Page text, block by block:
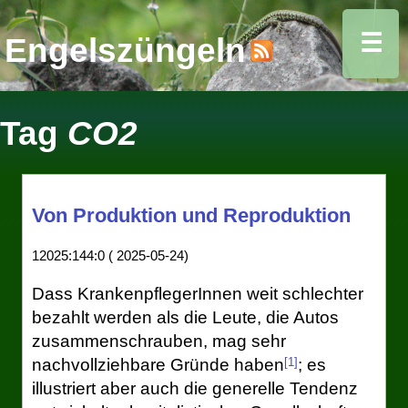
Engelszüngeln
Tag CO2
Von Produktion und Reproduktion
12025:144:0 ( 2025-05-24)
Dass KrankenpflegerInnen weit schlechter
bezahlt werden als die Leute, die Autos
zusammenschrauben, mag sehr
nachvollziehbare Gründe haben [1] ; es
illustriert aber auch die generelle Tendenz
☰